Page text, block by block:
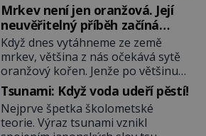
Mrkev není jen oranžová. Její
neuvěřitelný příběh začíná
fialovou barvou
Když dnes vytáhneme ze země
mrkev, většina z nás očekává sytě
oranžový kořen. Jenže po většinu
své historie je mrkev všechno
možné, jen ne oranžová. Je fialová,
žlutá, bílá, někdy dokonce téměř
černá. Až díky stovkám let
Tsunami: Když voda udeří pěstí!
Nejprve špetka školometské
teorie. Výraz tsunami vznikl